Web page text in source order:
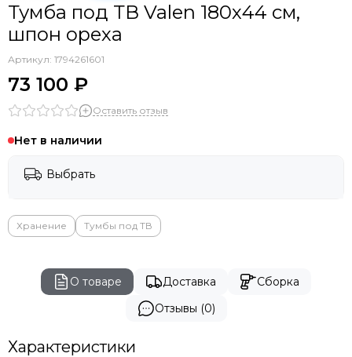
Тумба под ТВ Valen 180х44 см,
шпон ореха
Артикул: 1794261601
73 100 ₽
Оставить отзыв
Нет в наличии
Выбрать
Хранение Тумбы под ТВ
О товаре Доставка
Сборка
Отзывы (0)
Характеристики